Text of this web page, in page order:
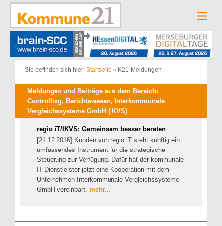
Zum
springen
Sie befinden sich hier: Startseite » K21-Meldungen
Meldungen und Beiträge aus dem Bereich:
Controlling, Berichtswesen, Interkommunale
Vergleichssysteme GmbH (IKVS)
regio iT/IKVS: Gemeinsam besser beraten
[21.12.2016] Kunden von regio iT steht künftig ein
umfassendes Instrument für die strategische
Steuerung zur Verfügung. Dafür hat der kommunale
IT-Dienstleister jetzt eine Kooperation mit dem
Unternehmen Interkommunale Vergleichssysteme
GmbH vereinbart. mehr...